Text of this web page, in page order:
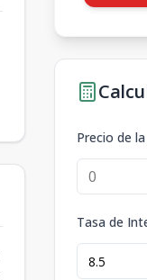
Precio de
Tasa de